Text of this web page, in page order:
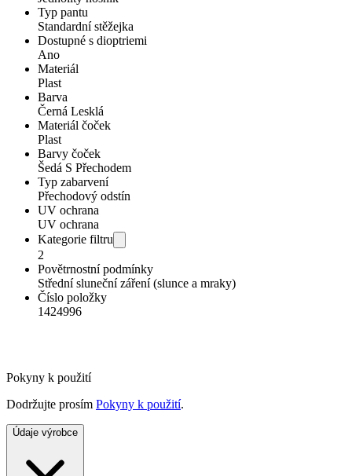
Typ pantu
Standardní stěžejka
Dostupné s dioptriemi
Ano
Materiál
Plast
Barva
Černá Lesklá
Materiál čoček
Plast
Barvy čoček
Šedá S Přechodem
Typ zabarvení
Přechodový odstín
UV ochrana
UV ochrana
Kategorie filtru
2
Povětrnostní podmínky
Střední sluneční záření (slunce a mraky)
Číslo položky
1424996
Pokyny k použití
Dodržujte prosím Pokyny k použití.
Údaje výrobce